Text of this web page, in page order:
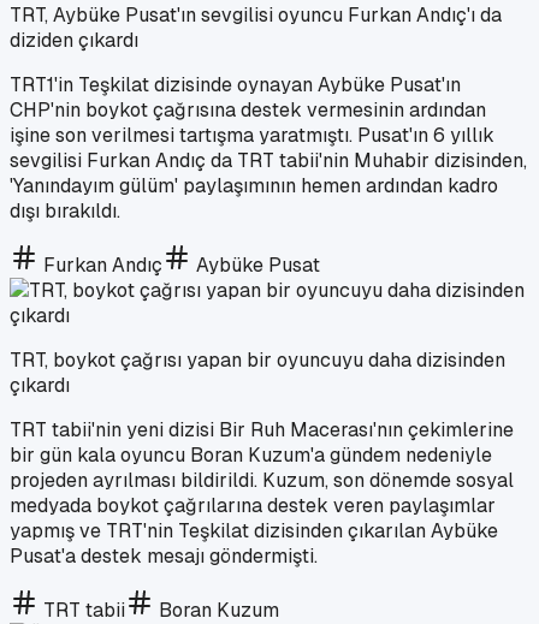
TRT, Aybüke Pusat'ın sevgilisi oyuncu Furkan Andıç'ı da
diziden çıkardı
TRT1'in Teşkilat dizisinde oynayan Aybüke Pusat'ın
CHP'nin boykot çağrısına destek vermesinin ardından
işine son verilmesi tartışma yaratmıştı. Pusat'ın 6 yıllık
sevgilisi Furkan Andıç da TRT tabii'nin Muhabir dizisinden,
'Yanındayım gülüm' paylaşımının hemen ardından kadro
dışı bırakıldı.
Furkan Andıç Aybüke Pusat
TRT, boykot çağrısı yapan bir oyuncuyu daha dizisinden
çıkardı
TRT tabii'nin yeni dizisi Bir Ruh Macerası'nın çekimlerine
bir gün kala oyuncu Boran Kuzum'a gündem nedeniyle
projeden ayrılması bildirildi. Kuzum, son dönemde sosyal
medyada boykot çağrılarına destek veren paylaşımlar
yapmış ve TRT'nin Teşkilat dizisinden çıkarılan Aybüke
Pusat'a destek mesajı göndermişti.
TRT tabii Boran Kuzum